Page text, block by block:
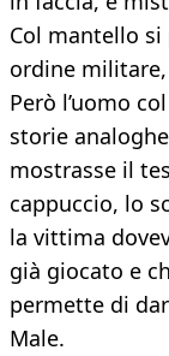
Col mantello
ordine
Però l’uomo
storie
mostrasse il
cappuccio, lo
la vittima
già giocato e
permette di
Male.